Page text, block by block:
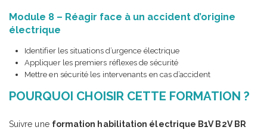
Module 8 – Réagir face à un accident d’origine
électrique
Identifier les situations d’urgence électrique
Appliquer les premiers réflexes de sécurité
Mettre en sécurité les intervenants en cas d’accident
POURQUOI CHOISIR CETTE FORMATION ?
Suivre une formation habilitation électrique B1V B2V BR